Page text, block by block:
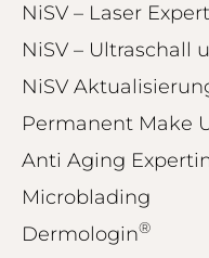
NiSV – Laser
NiSV – Ultraschall
NiSV
Permanent Make
Anti Aging
Microblading
Dermologin®